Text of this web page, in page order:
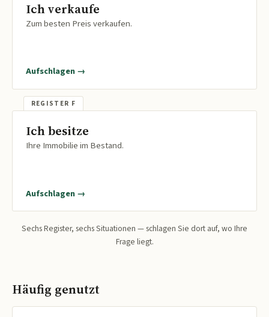
Ich verkaufe
Zum besten Preis verkaufen.
Aufschlagen →
Ich besitze
Ihre Immobilie im Bestand.
Aufschlagen →
Sechs Register, sechs Situationen — schlagen Sie dort auf, wo Ihre
Frage liegt.
Häufig genutzt